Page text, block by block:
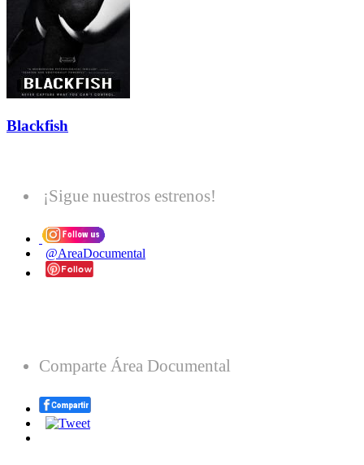
Blackfish
¡Sigue nuestros estrenos!
@AreaDocumental
Comparte Área Documental